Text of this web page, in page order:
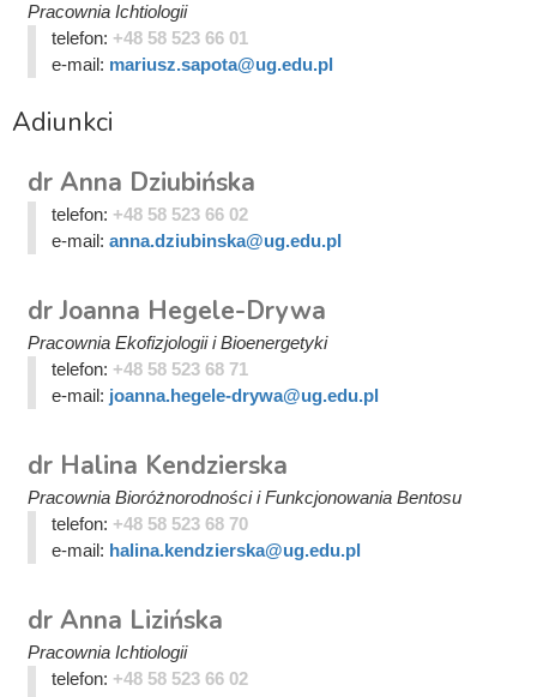
Pracownia Ichtiologii
telefon: +48 58 523 66 01
e-mail: mariusz.sapota@ug.edu.pl
Adiunkci
dr Anna Dziubińska
telefon: +48 58 523 66 02
e-mail: anna.dziubinska@ug.edu.pl
dr Joanna Hegele-Drywa
Pracownia Ekofizjologii i Bioenergetyki
telefon: +48 58 523 68 71
e-mail: joanna.hegele-drywa@ug.edu.pl
dr Halina Kendzierska
Pracownia Bioróżnorodności i Funkcjonowania Bentosu
telefon: +48 58 523 68 70
e-mail: halina.kendzierska@ug.edu.pl
dr Anna Lizińska
Pracownia Ichtiologii
telefon: +48 58 523 66 02